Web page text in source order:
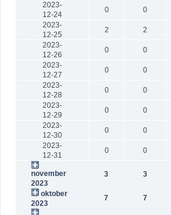
2023-
12-24
0 0
2023-
12-25
2 2
2023-
12-26
0 0
2023-
12-27
0 0
2023-
12-28
0 0
2023-
12-29
0 0
2023-
12-30
0 0
2023-
12-31
0 0
november
2023
3 3
oktober
2023
7 7